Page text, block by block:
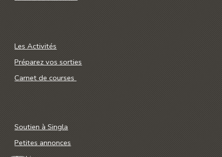
Les Activités
Préparez vos sorties
Carnet de courses
Soutien à Singla
Petites annonces